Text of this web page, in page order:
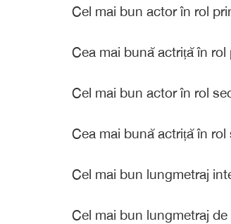
Cel mai bun actor în rol
Cea mai bună actriță în rol
Cel mai bun actor în rol
Cea mai bună actriță în rol
Cel mai bun lungmetraj
Cel mai bun lungmetraj de